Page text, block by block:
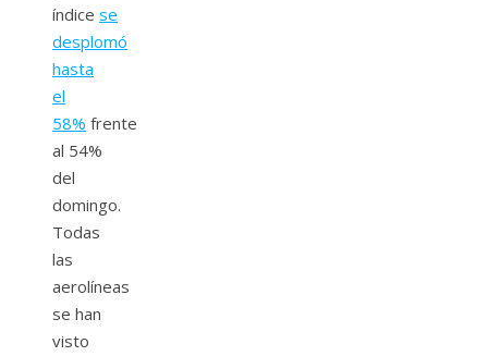
índice se
desplomó
hasta
el
58% frente
al 54%
del
domingo.
Todas
las
aerolíneas
se han
visto